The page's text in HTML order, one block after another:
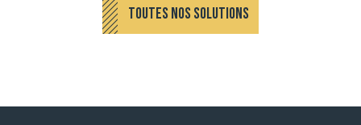
TOUTES NOS SOLUTIONS